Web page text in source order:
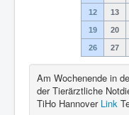
12 13
19 20
26 27
Am Wochenende in
der Tierärztliche
TiHo Hannover Link